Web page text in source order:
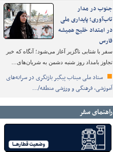
جنوب در مدار
تاب‌آوری؛ پایداری ملی
در امتداد خلیج همیشه
فارس
سفر با شتابی ناگزیر آغاز می‌شود؛ آنگاه که خبر
تجاوز بامداد روز شنبه دشمن به شریان‌های…
ستاد ملی میناب پیگیر بازنگری در سرانه‌های
آموزشی، فرهنگی و ورزشی منطقه/…
راهنمای سفر